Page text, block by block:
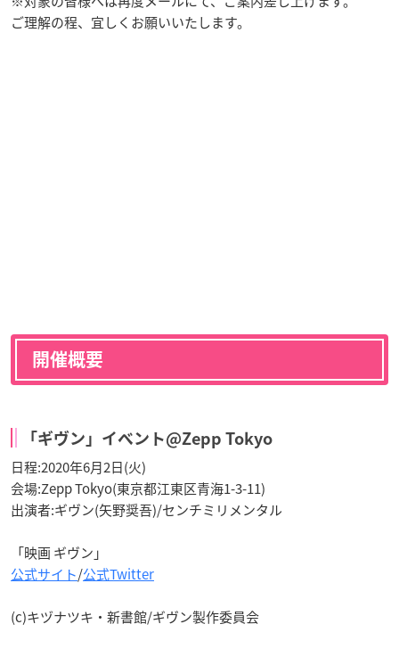
ご理解の程、宜しくお願いいたします。
開催概要
「ギヴン」イベント@Zepp Tokyo
日程:2020年6月2日(火)
会場:Zepp Tokyo(東京都江東区青海1-3-11)
出演者:ギヴン(矢野奨吾)/センチミリメンタル
「映画 ギヴン」
公式サイト/公式Twitter
(c)キヅナツキ・新書館/ギヴン製作委員会